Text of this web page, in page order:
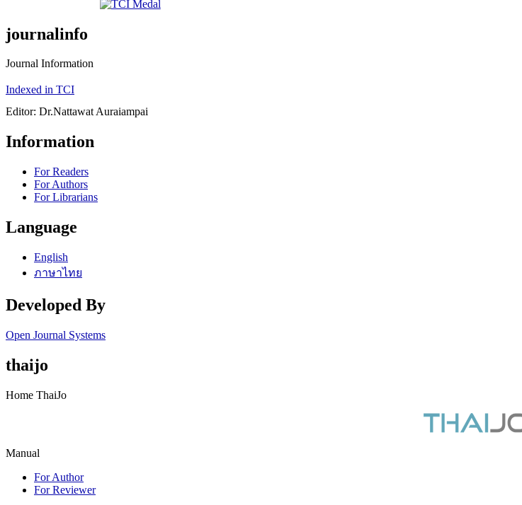
journalinfo
Journal Information
Indexed in TCI
Editor: Dr.Nattawat Auraiampai
Information
For Readers
For Authors
For Librarians
Language
English
ภาษาไทย
Developed By
Open Journal Systems
thaijo
Home ThaiJo
Manual
For Author
For Reviewer